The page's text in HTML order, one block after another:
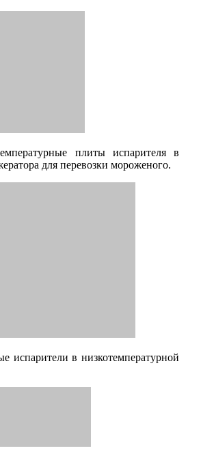
плиты испарителя в
для перевозки мороженого.
испарители в низкотемпературной